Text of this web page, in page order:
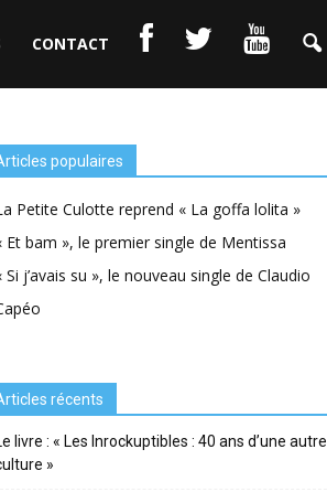
CONTACT
populaires
Petite Culotte reprend « La goffa lolita »
Et bam », le premier single de Mentissa
Si j’avais su », le nouveau single de Claudio
récents
livre : « Les Inrockuptibles : 40 ans d’une autre
»